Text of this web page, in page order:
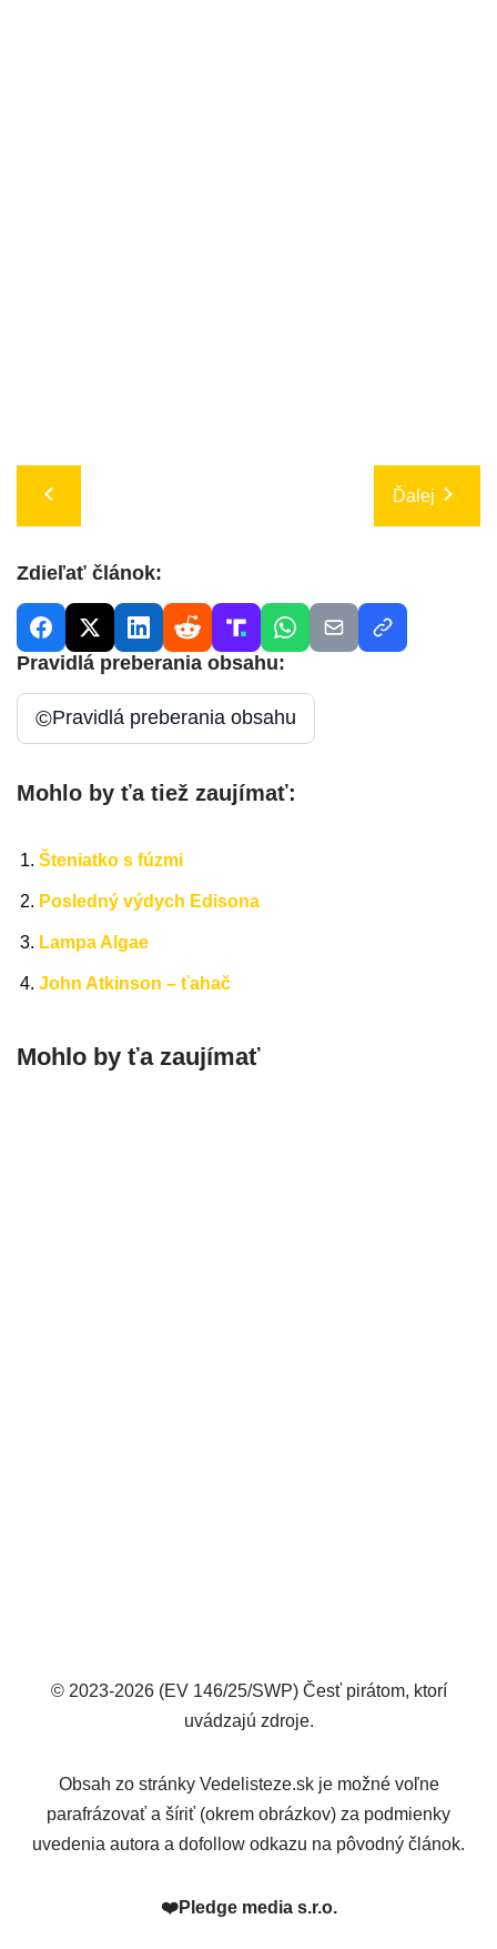
Ďalej
Zdieľať článok:
Pravidlá preberania obsahu:
©Pravidlá preberania obsahu
Mohlo by ťa tiež zaujímať:
Šteniatko s fúzmi
Posledný výdych Edisona
Lampa Algae
John Atkinson – ťahač
Mohlo by ťa zaujímať
© 2023-2026 (EV 146/25/SWP) Česť pirátom, ktorí
uvádzajú zdroje.
Obsah zo stránky Vedelisteze.sk je možné voľne
parafrázovať a šíriť (okrem obrázkov) za podmienky
uvedenia autora a dofollow odkazu na pôvodný článok.
❤️Pledge media s.r.o.